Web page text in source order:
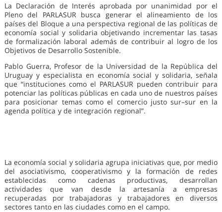
La Declaración de Interés aprobada por unanimidad por el
Pleno del PARLASUR busca generar el alineamiento de los
países del Bloque a una perspectiva regional de las políticas de
economía social y solidaria objetivando incrementar las tasas
de formalización laboral además de contribuir al logro de los
Objetivos de Desarrollo Sostenible.
Pablo Guerra, Profesor de la Universidad de la República del
Uruguay y especialista en economía social y solidaria, señala
que “instituciones como el PARLASUR pueden contribuir para
potenciar las políticas públicas en cada uno de nuestros países
para posicionar temas como el comercio justo sur–sur en la
agenda política y de integración regional”.
La economía social y solidaria agrupa iniciativas que, por medio
del asociativismo, cooperativismo y la formación de redes
establecidas como cadenas productivas, desarrollan
actividades que van desde la artesanía a empresas
recuperadas por trabajadoras y trabajadores en diversos
sectores tanto en las ciudades como en el campo.